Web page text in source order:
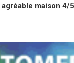
maison 4/5